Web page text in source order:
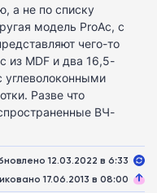
а не по списку
модель ProAc, с
чего-то
из MDF и два 16,5-
Разве что
ВЧ-
12.03.2022 в 6:33
17.06.2013 в 08:00